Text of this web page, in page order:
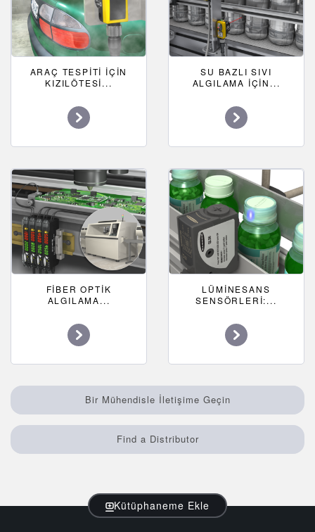
ARAÇ TESPITI IÇIN
KIZILÖTESI...
SU BAZLI SIVI
ALGILAMA IÇIN...
FIBER OPTIK
ALGILAMA...
LÜMINESANS
SENSÖRLERI:...
Bir Mühendisle İletişime Geçin
Find a Distributor
Kütüphaneme Ekle